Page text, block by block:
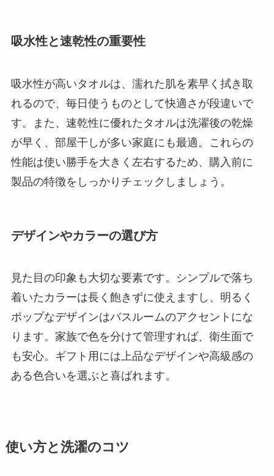
吸水性と速乾性の重要性
吸水性が高いタオルは、濡れた肌を素早く拭き取
れるので、毎日使うものとして快適さが段違いで
す。また、速乾性に優れたタオルは洗濯後の乾燥
が早く、部屋干しが多い家庭にも最適。これらの
性能は使い勝手を大きく左右するため、購入前に
製品の特徴をしっかりチェックしましょう。
デザインやカラーの選び方
見た目の印象も大切な要素です。シンプルで落ち
着いたカラーは長く飽きずに使えますし、明るく
ポップなデザインはバスルームのアクセントにな
ります。家族で色を分けて管理すれば、衛生面で
も安心。ギフト用には上品なデザインや高級感の
ある色合いを選ぶと喜ばれます。
使い方と洗濯のコツ